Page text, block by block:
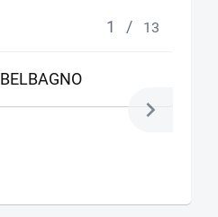
1 / 13
BELBAGNO